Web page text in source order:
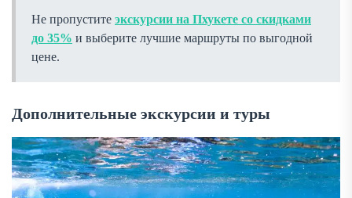
Не пропустите экскурсии на Пхукете со скидками
до 35% и выберите лучшие маршруты по выгодной
цене.
Дополнительные экскурсии и туры